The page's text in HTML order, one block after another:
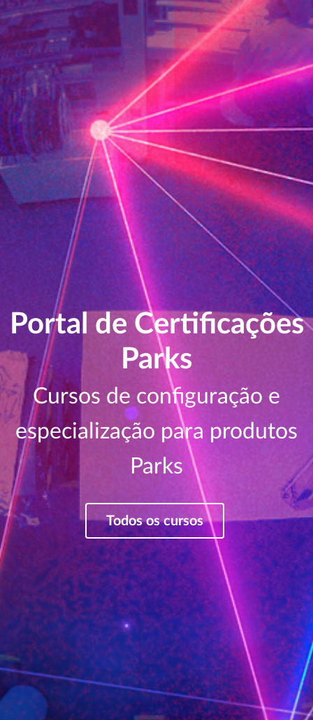
Portal de Certificações
Parks
Cursos de configuração e
especialização para produtos
Parks
Todos os cursos